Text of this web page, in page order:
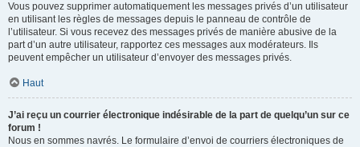
Vous pouvez supprimer automatiquement les messages privés d’un utilisateur
en utilisant les règles de messages depuis le panneau de contrôle de
l’utilisateur. Si vous recevez des messages privés de manière abusive de la
part d’un autre utilisateur, rapportez ces messages aux modérateurs. Ils
peuvent empêcher un utilisateur d’envoyer des messages privés.
Haut
J’ai reçu un courrier électronique indésirable de la part de quelqu’un sur ce
forum !
Nous en sommes navrés. Le formulaire d’envoi de courriers électroniques de